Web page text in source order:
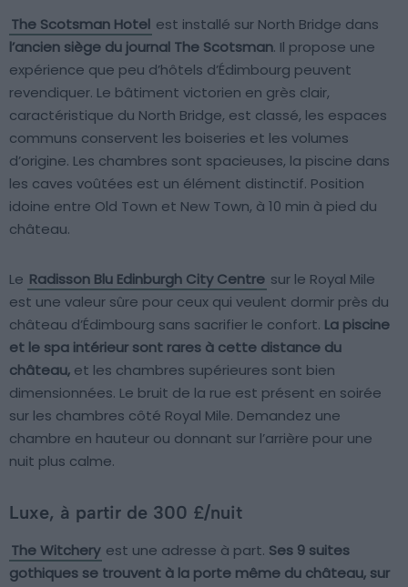
The Scotsman Hotel est installé sur North Bridge dans
l’ancien siège du journal The Scotsman. Il propose une
expérience que peu d’hôtels d’Édimbourg peuvent
revendiquer. Le bâtiment victorien en grès clair,
caractéristique du North Bridge, est classé, les espaces
communs conservent les boiseries et les volumes
d’origine. Les chambres sont spacieuses, la piscine dans
les caves voûtées est un élément distinctif. Position
idoine entre Old Town et New Town, à 10 min à pied du
château.
Le Radisson Blu Edinburgh City Centre sur le Royal Mile
est une valeur sûre pour ceux qui veulent dormir près du
château d’Édimbourg sans sacrifier le confort. La piscine
et le spa intérieur sont rares à cette distance du
château, et les chambres supérieures sont bien
dimensionnées. Le bruit de la rue est présent en soirée
sur les chambres côté Royal Mile. Demandez une
chambre en hauteur ou donnant sur l’arrière pour une
nuit plus calme.
Luxe, à partir de 300 £/nuit
The Witchery est une adresse à part. Ses 9 suites
gothiques se trouvent à la porte même du château, sur